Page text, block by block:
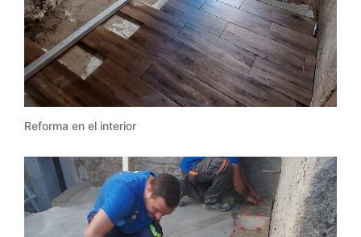
Reforma en el interior